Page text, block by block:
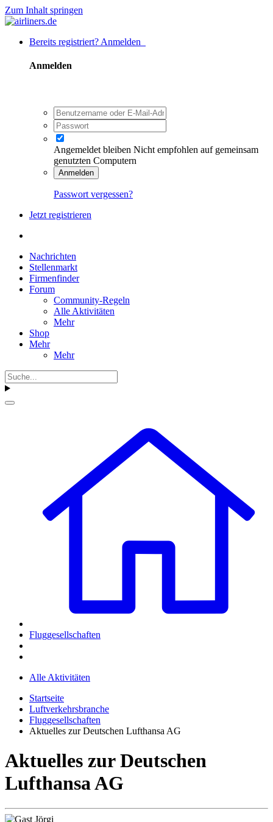
Zum Inhalt springen
Bereits registriert? Anmelden
Anmelden
Angemeldet bleiben Nicht empfohlen auf gemeinsam
genutzten Computern
Anmelden
Passwort vergessen?
Jetzt registrieren
Nachrichten
Stellenmarkt
Firmenfinder
Forum
Community-Regeln
Alle Aktivitäten
Mehr
Shop
Mehr
Mehr
Fluggesellschaften
Alle Aktivitäten
Startseite
Luftverkehrsbranche
Fluggesellschaften
Aktuelles zur Deutschen Lufthansa AG
Aktuelles zur Deutschen
Lufthansa AG